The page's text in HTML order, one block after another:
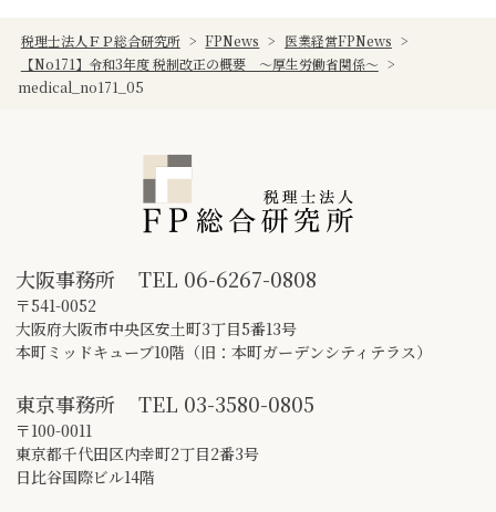
税理士法人ＦＰ総合研究所 > FPNews > 医業経営FPNews >
【No171】令和3年度 税制改正の概要 ～厚生労働省関係～ >
medical_no171_05
大阪事務所 TEL 06-6267-0808
〒541-0052
大阪府大阪市中央区安土町3丁目5番13号
本町ミッドキューブ10階（旧：本町ガーデンシティテラス）
東京事務所 TEL 03-3580-0805
〒100-0011
東京都千代田区内幸町2丁目2番3号
日比谷国際ビル14階